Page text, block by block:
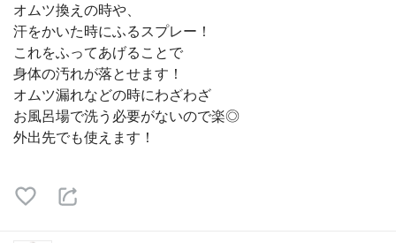
オムツ換えの時や、
汗をかいた時にふるスプレー！
これをふってあげることで
身体の汚れが落とせます！
オムツ漏れなどの時にわざわざ
お風呂場で洗う必要がないので楽◎
外出先でも使えます！